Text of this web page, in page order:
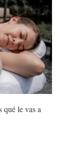
qué le vas a